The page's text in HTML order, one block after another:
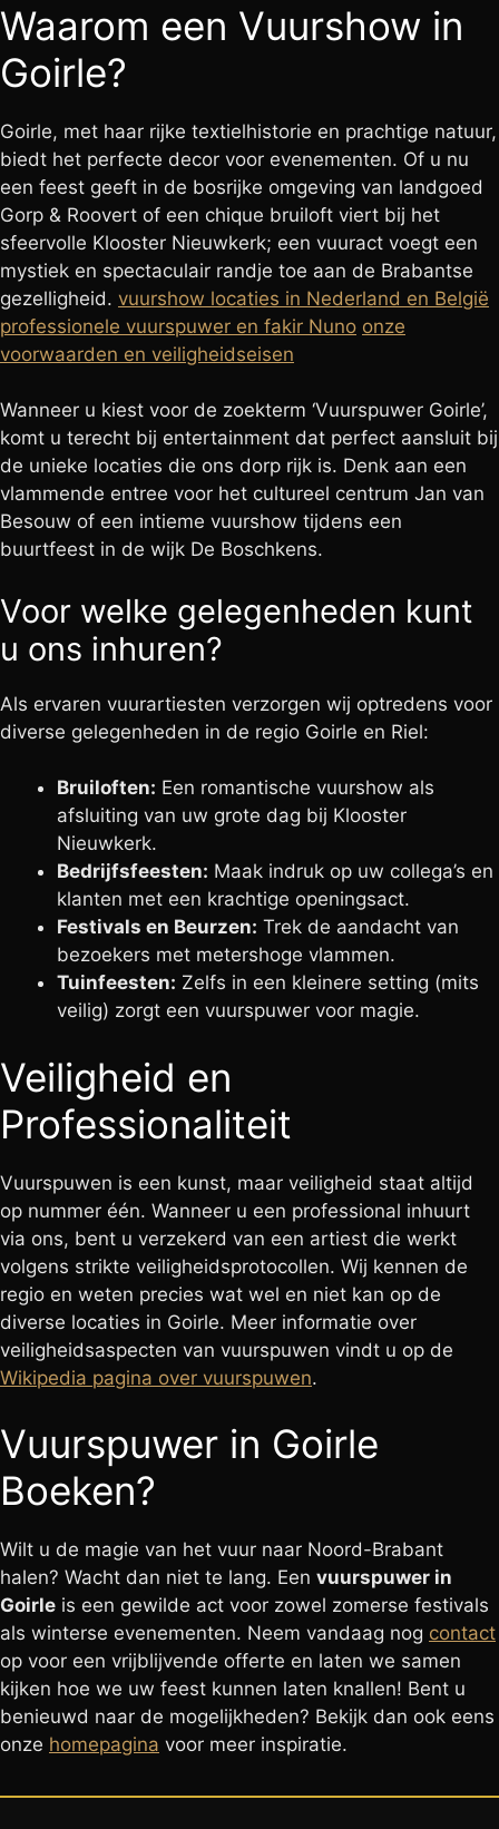
Waarom een Vuurshow in
Goirle?
Goirle, met haar rijke textielhistorie en prachtige natuur,
biedt het perfecte decor voor evenementen. Of u nu
een feest geeft in de bosrijke omgeving van landgoed
Gorp & Roovert of een chique bruiloft viert bij het
sfeervolle Klooster Nieuwkerk; een vuuract voegt een
mystiek en spectaculair randje toe aan de Brabantse
gezelligheid. vuurshow locaties in Nederland en België
professionele vuurspuwer en fakir Nuno onze
voorwaarden en veiligheidseisen
Wanneer u kiest voor de zoekterm ‘Vuurspuwer Goirle’,
komt u terecht bij entertainment dat perfect aansluit bij
de unieke locaties die ons dorp rijk is. Denk aan een
vlammende entree voor het cultureel centrum Jan van
Besouw of een intieme vuurshow tijdens een
buurtfeest in de wijk De Boschkens.
Voor welke gelegenheden kunt
u ons inhuren?
Als ervaren vuurartiesten verzorgen wij optredens voor
diverse gelegenheden in de regio Goirle en Riel:
Bruiloften: Een romantische vuurshow als
afsluiting van uw grote dag bij Klooster
Nieuwkerk.
Bedrijfsfeesten: Maak indruk op uw collega’s en
klanten met een krachtige openingsact.
Festivals en Beurzen: Trek de aandacht van
bezoekers met metershoge vlammen.
Tuinfeesten: Zelfs in een kleinere setting (mits
veilig) zorgt een vuurspuwer voor magie.
Veiligheid en
Professionaliteit
Vuurspuwen is een kunst, maar veiligheid staat altijd
op nummer één. Wanneer u een professional inhuurt
via ons, bent u verzekerd van een artiest die werkt
volgens strikte veiligheidsprotocollen. Wij kennen de
regio en weten precies wat wel en niet kan op de
diverse locaties in Goirle. Meer informatie over
veiligheidsaspecten van vuurspuwen vindt u op de
Wikipedia pagina over vuurspuwen.
Vuurspuwer in Goirle
Boeken?
Wilt u de magie van het vuur naar Noord-Brabant
halen? Wacht dan niet te lang. Een vuurspuwer in
Goirle is een gewilde act voor zowel zomerse festivals
als winterse evenementen. Neem vandaag nog contact
op voor een vrijblijvende offerte en laten we samen
kijken hoe we uw feest kunnen laten knallen! Bent u
benieuwd naar de mogelijkheden? Bekijk dan ook eens
onze homepagina voor meer inspiratie.